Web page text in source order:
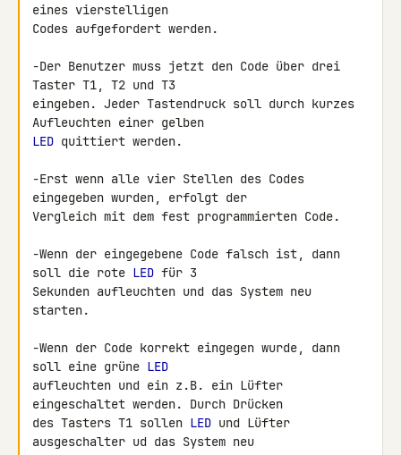
eines vierstelligen
Codes aufgefordert werden.
-Der Benutzer muss jetzt den Code über drei
Taster T1, T2 und T3
eingeben. Jeder Tastendruck soll durch kurzes
LED quittiert werden.
-Erst wenn alle vier Stellen des Codes
eingegeben wurden, erfolgt der
Vergleich mit dem fest programmierten Code.
-Wenn der eingegebene Code falsch ist, dann
soll die rote LED für 3
Sekunden aufleuchten und das System neu
starten.
-Wenn der Code korrekt eingegen wurde, dann
soll eine grüne LED
aufleuchten und ein z.B. ein Lüfter
eingeschaltet werden. Durch Drücken
des Tasters T1 sollen LED und Lüfter
ausgeschalter ud das System neu